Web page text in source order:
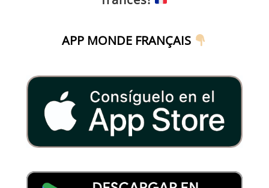
APP MONDE FRANÇAIS